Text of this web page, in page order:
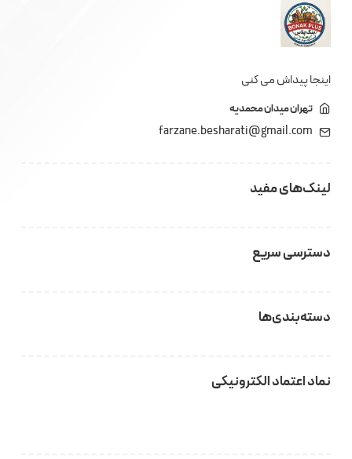
اینجا پیداش می کنی
تهران میدان محمدیه
farzane.besharati@gmail.com
لینک‌های مفید
دسترسی سریع
دسته‌بندی‌ها
نماد اعتماد الکترونیکی